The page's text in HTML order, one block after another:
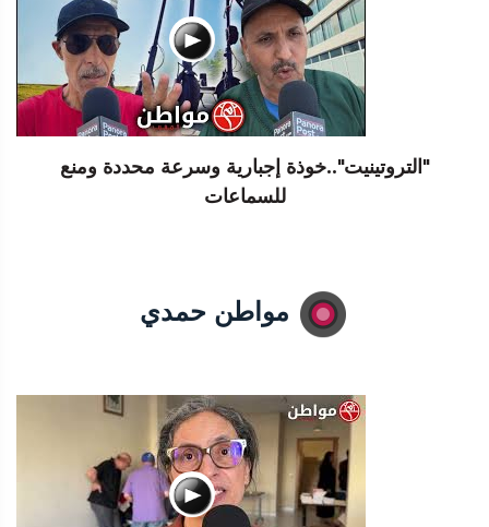
"التروتينيت"..خوذة إجبارية وسرعة محددة ومنع
للسماعات
مواطن حمدي